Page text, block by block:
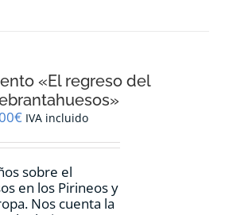
«El regreso del
€ IVA incluido
sobre el
en los Pirineos y
Nos cuenta la